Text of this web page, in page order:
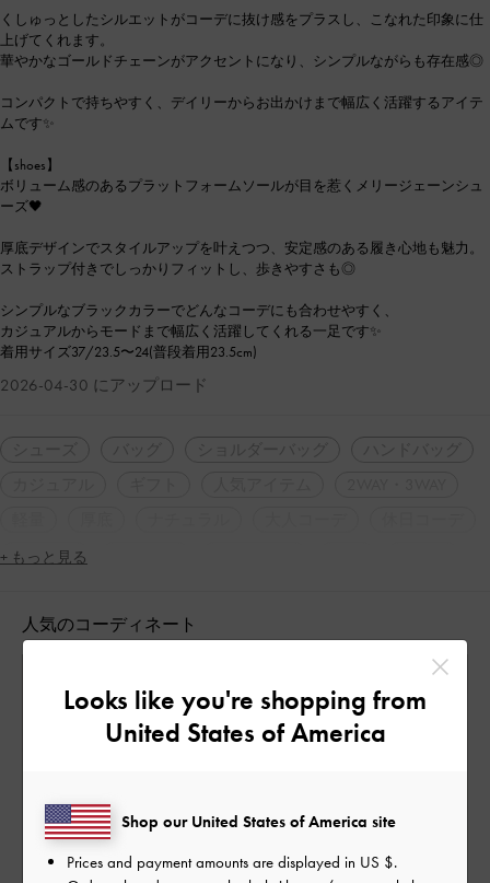
くしゅっとしたシルエットがコーデに抜け感をプラスし、こなれた印象に仕
上げてくれます。
華やかなゴールドチェーンがアクセントになり、シンプルながらも存在感◎
コンパクトで持ちやすく、デイリーからお出かけまで幅広く活躍するアイテ
ムです✨
【shoes】
ボリューム感のあるプラットフォームソールが目を惹くメリージェーンシュ
ーズ🖤
厚底デザインでスタイルアップを叶えつつ、安定感のある履き心地も魅力。
ストラップ付きでしっかりフィットし、歩きやすさも◎
シンプルなブラックカラーでどんなコーデにも合わせやすく、
カジュアルからモードまで幅広く活躍してくれる一足です✨
着用サイズ37/23.5〜24(普段着用23.5cm)
2026-04-30 にアップロード
シューズ
春コーデ
+ もっと見る
人気のコーディネート
Looks like you're shopping from
United States of America
Shop our United States of America site
Prices and payment amounts are displayed in US $.